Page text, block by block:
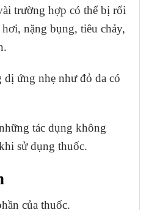
trường hợp có thể bị rối
nặng bụng, tiêu chảy,
ứng nhẹ như đỏ da có
tác dụng không
sử dụng thuốc.
của thuốc.